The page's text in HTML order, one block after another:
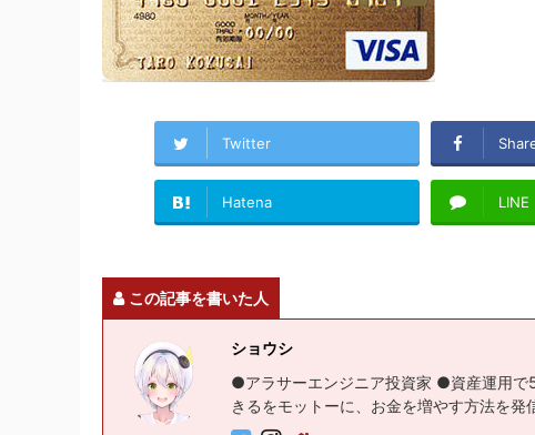
Twitter
Hatena LINE
この記事を書いた人
ショウシ
●アラサーエンジニア投資家 ●資産運用
きるをモットーに、お金を増やす方法を発